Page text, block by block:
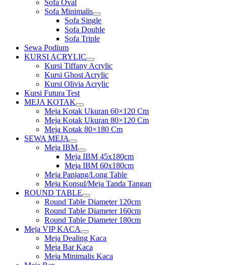
Sofa Oval
Sofa Minimalis
Show
sub
menu
Sofa Single
Sofa Double
Sofa Triple
Sewa Podium
KURSI ACRYLIC
Show
sub
menu
Kursi Tiffany Acrylic
Kursi Ghost Acrylic
Kursi Olivia Acrylic
Kursi Futura Test
MEJA KOTAK
Show
sub
menu
Meja Kotak Ukuran 60×120 Cm
Meja Kotak Ukuran 80×120 Cm
Meja Kotak 80×180 Cm
SEWA MEJA
Show
sub
menu
Meja IBM
Show
sub
menu
Meja IBM 45x180cm
Meja IBM 60x180cm
Meja Panjang/Long Table
Meja Konsul/Meja Tanda Tangan
ROUND TABLE
Show
sub
menu
Round Table Diameter 120cm
Round Table Diameter 160cm
Round Table Diameter 180cm
Meja VIP KACA
Show
sub
menu
Meja Dealing Kaca
Meja Bar Kaca
Meja Minimalis Kaca